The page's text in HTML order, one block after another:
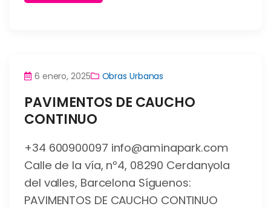
6 enero, 2025 Obras Urbanas
PAVIMENTOS DE CAUCHO
CONTINUO
+34 600900097 info@aminapark.com
Calle de la vía, nº4, 08290 Cerdanyola
del valles, Barcelona Síguenos:
PAVIMENTOS DE CAUCHO CONTINUO